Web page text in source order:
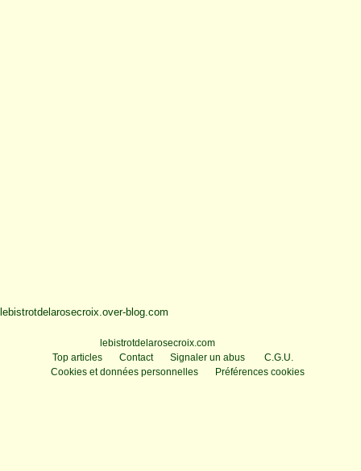
lebistrotdelarosecroix.over-blog.com
lebistrotdelarosecroix.com
Top articles
Contact Signaler un abus
C.G.U.
Cookies et données personnelles
Préférences cookies